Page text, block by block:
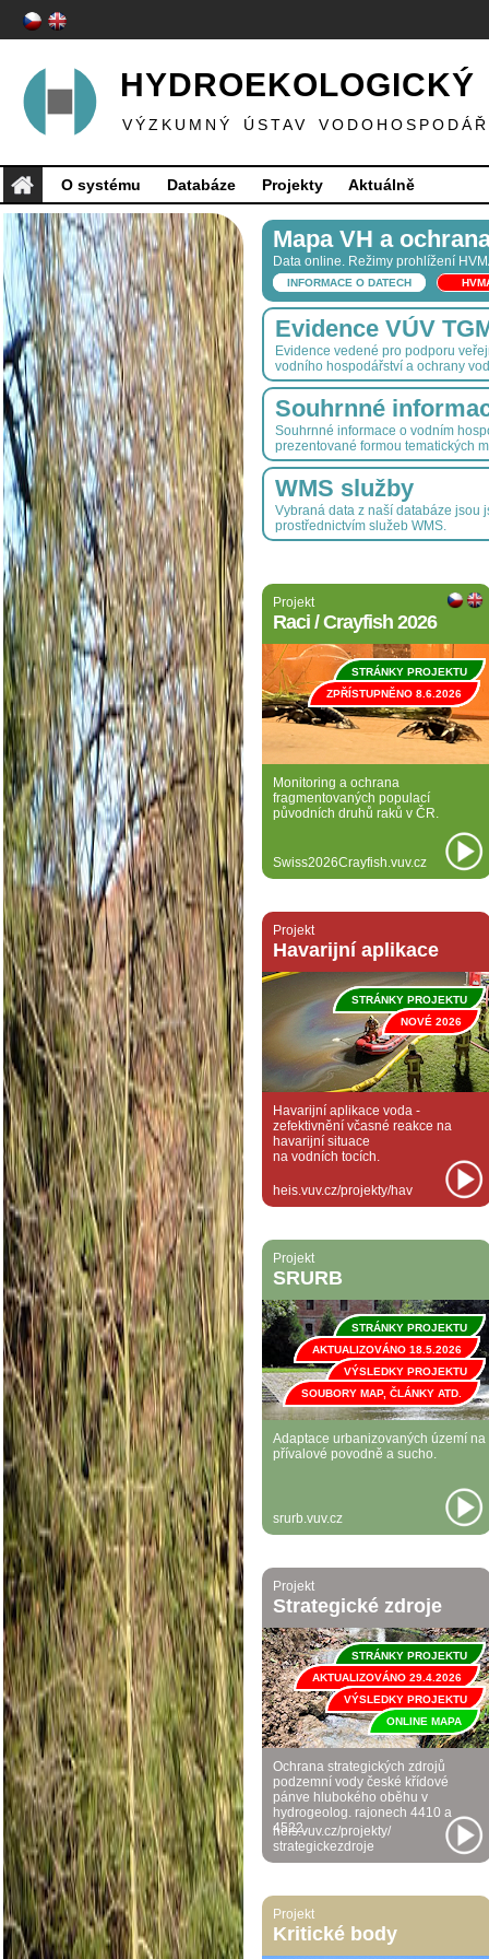
VÝZKUMNÝ ÚSTAV
O systému Databáze Projekty Aktuálně